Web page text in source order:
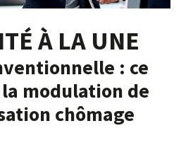
À LA UNE
: ce
modulation de
chômage